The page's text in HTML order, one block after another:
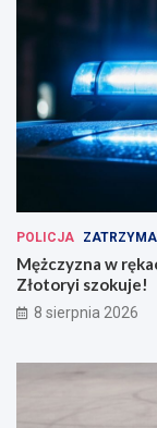
POLICJA
Mężczyzna w
Złotoryi szokuje!
8 sierpnia 2026